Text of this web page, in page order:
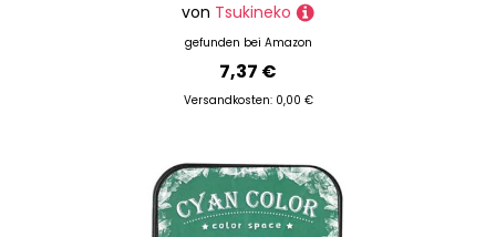
von Tsukineko
gefunden bei Amazon
7,37 €
Versandkosten: 0,00 €